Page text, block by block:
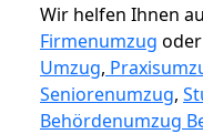
Wir helfen Ihnen
Firmenumzug
Umzug,
Seniorenumzug,
Behördenumzug